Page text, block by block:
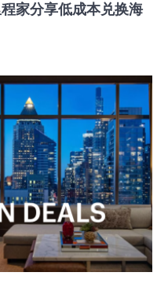
家分享低成本兑换海